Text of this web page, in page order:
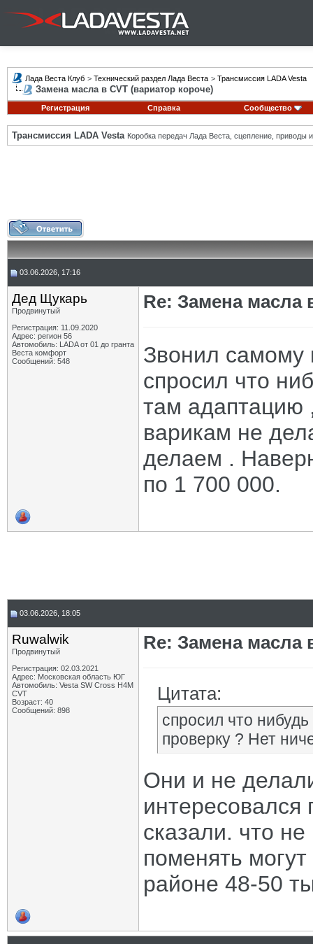
Лада Веста Клуб > Технический раздел Лада Веста > Трансмиссия LADA Vesta
Замена масла в CVT (вариатор короче)
Регистрация Справка Сообщество
Трансмиссия LADA Vesta Коробка передач Лада Веста, сцепление, приводы и
03.06.2026, 17:16
Дед Щукарь
Продвинутый
Регистрация: 11.09.2020
Адрес: регион 56
Автомобиль: LADA от 01 до гранта
Веста комфорт
Сообщений: 548
Re: Замена масла
Звонил самому
спросил что
там адаптацию
варикам не
делаем .
по 1 700 000.
03.06.2026, 18:05
Ruwalwik
Продвинутый
Регистрация: 02.03.2021
Адрес: Московская область ЮГ
Автомобиль: Vesta SW Cross H4M
CVT
Возраст: 40
Сообщений: 898
Re: Замена масла
Цитата:
спросил что
проверку ? Нет
Они и не
сказали. что
поменять
районе 48-50